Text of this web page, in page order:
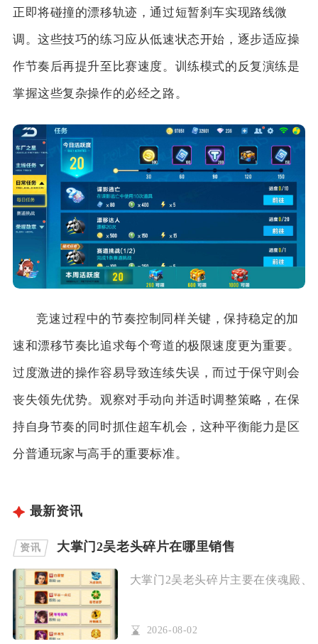
正即将碰撞的漂移轨迹，通过短暂刹车实现路线微
调。这些技巧的练习应从低速状态开始，逐步适应操
作节奏后再提升至比赛速度。训练模式的反复演练是
掌握这些复杂操作的必经之路。
竞速过程中的节奏控制同样关键，保持稳定的加
速和漂移节奏比追求每个弯道的极限速度更为重要。
过度激进的操作容易导致连续失误，而过于保守则会
丧失领先优势。观察对手动向并适时调整策略，在保
持自身节奏的同时抓住超车机会，这种平衡能力是区
分普通玩家与高手的重要标准。
最新资讯
资讯 大掌门2吴老头碎片在哪里销售
大掌门2吴老头碎片主要在侠魂殿
2026-08-02